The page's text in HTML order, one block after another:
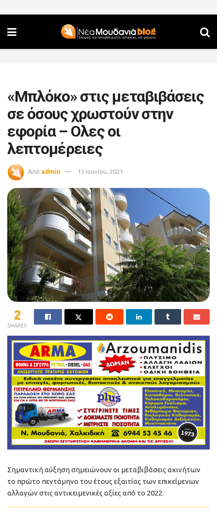
«Μπλόκο» στις μεταβιβάσεις
σε όσους χρωστούν στην
εφορία – Ολες οι
λεπτομέρειες
Από admin 11 Ιουνίου, 2021
2
SHARES
Σημαντική αύξηση σημειώνουν οι μεταβιβάσεις ακινήτων
το πρώτο πεντάμηνο του έτους εξαιτίας των επικείμενων
αλλαγών στις αντικειμενικές αξίες από το 2022.